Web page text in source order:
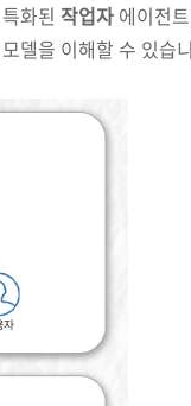
화된 작업자 에이전
델을 이해할 수 있습